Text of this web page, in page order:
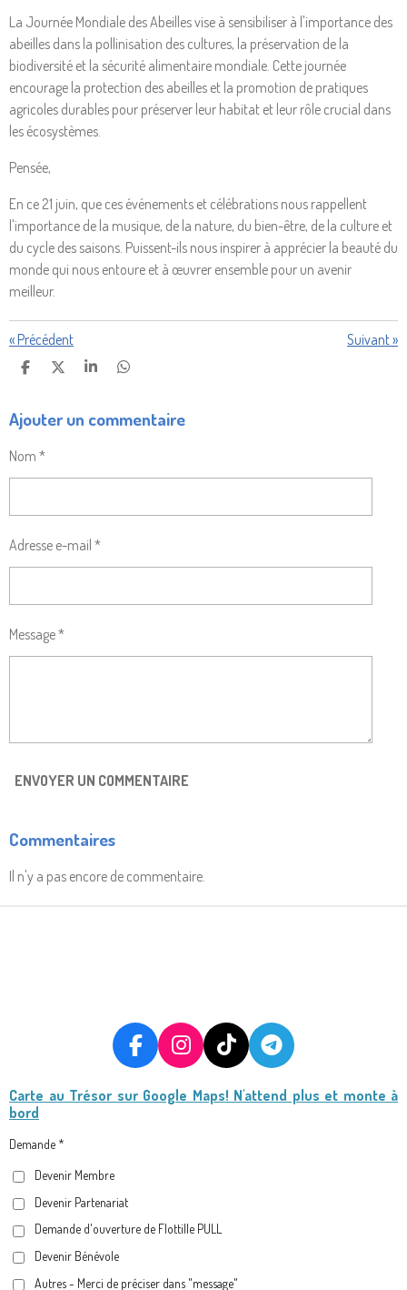
La Journée Mondiale des Abeilles vise à sensibiliser à l'importance des
abeilles dans la pollinisation des cultures, la préservation de la
biodiversité et la sécurité alimentaire mondiale. Cette journée
encourage la protection des abeilles et la promotion de pratiques
agricoles durables pour préserver leur habitat et leur rôle crucial dans
les écosystèmes.
Pensée,
En ce 21 juin, que ces événements et célébrations nous rappellent
l'importance de la musique, de la nature, du bien-être, de la culture et
du cycle des saisons. Puissent-ils nous inspirer à apprécier la beauté du
monde qui nous entoure et à œuvrer ensemble pour un avenir
meilleur.
« Précédent Suivant»
P
T
A
E
R
P
T
A
R
P
T
A
R
P
T
A
R
Ajouter un commentaire
Nom *
Adresse e-mail *
Message *
ENVOYER UN COMMENTAIRE
Commentaires
Il n'y a pas encore de commentaire.
F
C
I
S
M
T
K
T
L
Carte au Trésor sur Google Maps! N'attend plus et monte à
bord
Demande *
Devenir Membre
Devenir Partenariat
Demande d'ouverture de Flottille PULL
Devenir Bénévole
Autres - Merci de préciser dans "message"